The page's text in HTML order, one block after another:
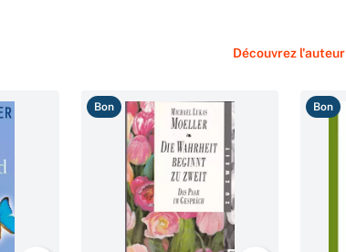
Découvrez l'auteur
Bon Bon